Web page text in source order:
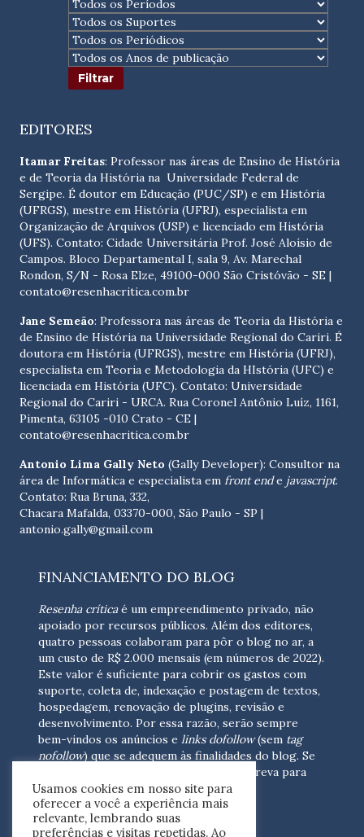
EDITORES
Itamar Freitas: Professor nas áreas de Ensino de História
e de Teoria da História na Universidade Federal de
Sergipe. É doutor em Educação (PUC/SP) e em História
(UFRGS), mestre em História (UFRJ), especialista em
Organização de Arquivos (USP) e licenciado em História
(UFS). Contato: Cidade Universitária Prof. José Aloísio de
Campos. Bloco Departamental I, sala 9, Av. Marechal
Rondon, S/N - Rosa Elze, 49100-000 São Cristóvão - SE |
contato@resenhacritica.com.br
Jane Semeão: Professora nas áreas de Teoria da História e
de Ensino de História na Universidade Regional do Cariri. É
doutora em História (UFRGS), mestre em História (UFRJ),
especialista em Teoria e Metodologia da HIstória (UFC) e
licenciada em História (UFC). Contato: Universidade
Regional do Cariri - URCA. Rua Coronel Antônio Luíz, 1161,
Pimenta, 63105 -010 Crato - CE |
contato@resenhacritica.com.br
Antonio Lima Gally Neto (Gally Developer): Consultor na
área de Informática e especialista em front ende javascript.
Contato: Rua Bruna, 332,
Chacara Mafalda, 03370-000, São Paulo - SP |
antonio.gally@gmail.com
FINANCIAMENTO DO BLOG
Resenha críticaé um empreendimento privado, não
apoiado por recursos públicos. Além dos editores,
quatro pessoas colaboram para pôr o blog no ar, a
um custo de R$ 2.000 mensais (em números de 2022).
Este valor é suficiente para cobrir os gastos com
suporte, coleta de, indexação e postagem de textos,
hospedagem, renovação de plugins, revisão e
desenvolvimento. Por essa razão, serão sempre
bem-vindos os anúncios e links dofollow(sem tag
nofollow) que se adequem às finalidades do blog. Se
escreva para
nós(contato@resenhacritica.com.br)
FONTES E ACERVO
Usamos cookies em nosso site para
oferecer a você a experiência mais
relevante, lembrando suas
preferências e visitas repetidas. Ao